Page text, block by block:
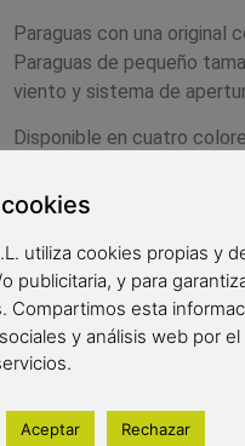
Paraguas con una original
Paraguas de pequeño
viento y sistema de
Disponible en cuatro
Diámetro: 92 cm.
Cerrado: 17 cm.
17,00
Out of stock
utiliza cookies propias y
publicitaria, y para
Compartimos esta
y análisis web por el
Aceptar Rechazar